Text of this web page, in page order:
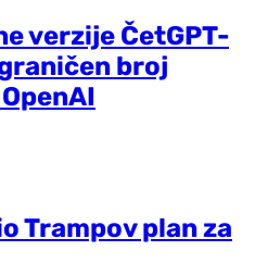
verzije ČetGPT-
broj
Trampov plan za